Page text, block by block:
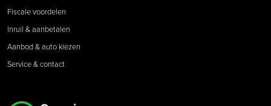
Fiscale voordelen
Inruil & aanbetalen
Aanbod & auto kiezen
Service & contact